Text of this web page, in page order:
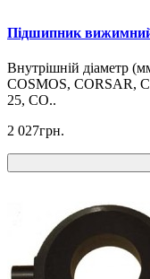
Підшипник вижимний
Внутрішній діаметр
COSMOS, CORSAR,
25, CO..
2 027грн.